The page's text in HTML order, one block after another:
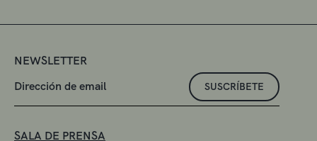
NEWSLETTER
SUSCRÍBETE
SALA DE PRENSA